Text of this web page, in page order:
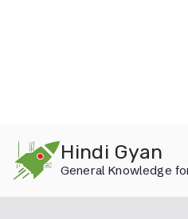
content
Hindi Gyan
General Knowledge